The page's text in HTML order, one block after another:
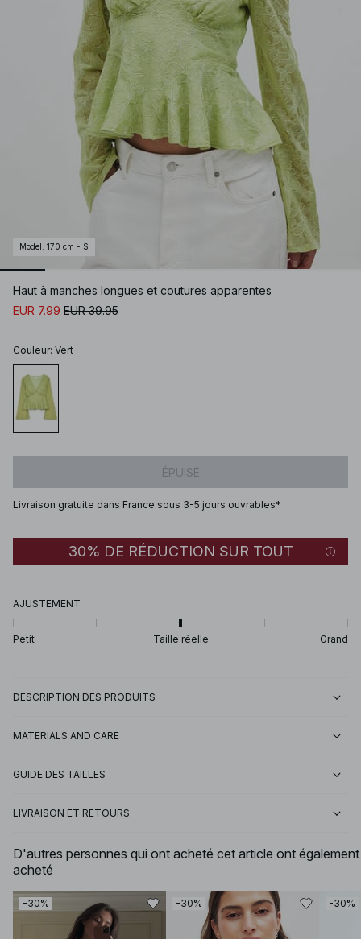
Model : 170 cm - S
Haut à manches longues et coutures apparentes
EUR 7.99 EUR 39.95
Couleur: Vert
ÉPUISÉ
Livraison gratuite dans France sous 3-5 jours ouvrables*
30% DE RÉDUCTION SUR TOUT
AJUSTEMENT
Petit Taille réelle Grand
DESCRIPTION DES PRODUITS
MATERIALS AND CARE
GUIDE DES TAILLES
LIVRAISON ET RETOURS
D'autres personnes qui ont acheté cet article ont également
acheté
-30% -30% -30%